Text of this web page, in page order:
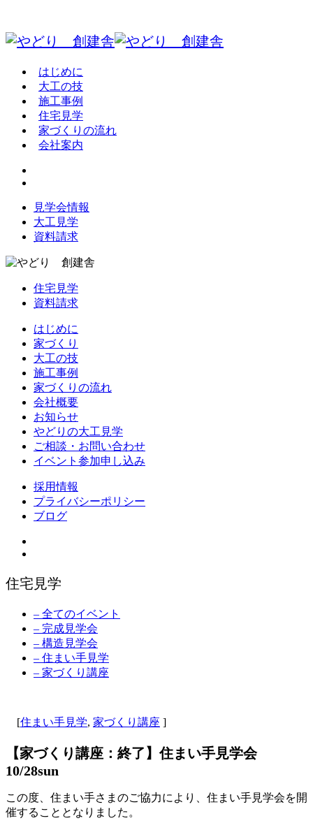
はじめに
大工の技
施工事例
住宅見学
家づくりの流れ
会社案内
見学会情報
大工見学
資料請求
住宅見学
資料請求
はじめに
家づくり
大工の技
施工事例
家づくりの流れ
会社概要
お知らせ
やどりの大工見学
ご相談・お問い合わせ
イベント参加申し込み
採用情報
プライバシーポリシー
ブログ
住宅見学
– 全てのイベント
– 完成見学会
– 構造見学会
– 住まい手見学
– 家づくり講座
[住まい手見学, 家づくり講座 ]
【家づくり講座：終了】住まい手見学会
10/28sun
この度、住まい手さまのご協力により、住まい手見学会を開
催することとなりました。